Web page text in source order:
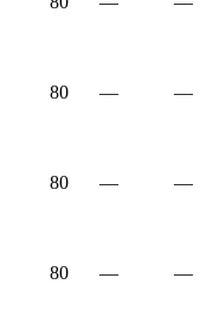
80 — —
80 — —
80 — —